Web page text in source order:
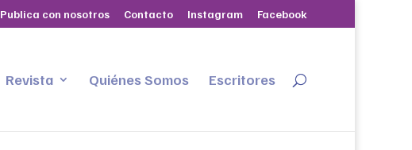
Publica con nosotros Contacto Instagram Facebook
Revista Quiénes Somos Escritores